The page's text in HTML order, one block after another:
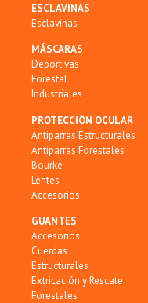
ESCLAVINAS
Esclavinas
MÁSCARAS
Deportivas
Forestal
Industriales
PROTECCIÓN OCULAR
Antiparras Estructurales
Antiparras Forestales
Bourke
Lentes
Accesorios
GUANTES
Accesorios
Cuerdas
Estructurales
Extricación y Rescate
Forestales